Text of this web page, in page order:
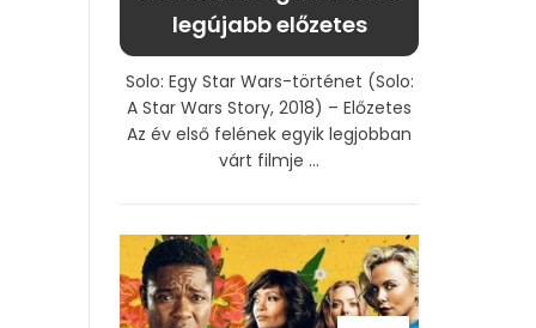
legújabb előzetes
Solo: Egy Star Wars-történet (Solo:
A Star Wars Story, 2018) – Előzetes
Az év első felének egyik legjobban
várt filmje ...